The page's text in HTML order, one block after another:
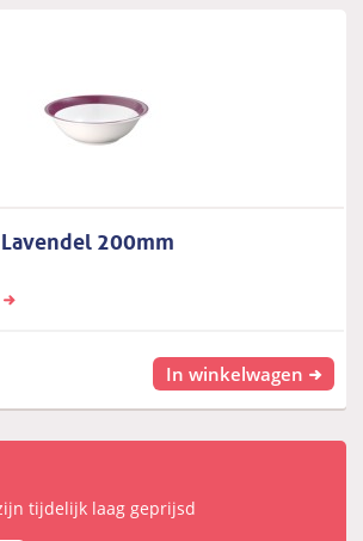
200mm
In winkelwagen
tijdelijk laag geprijsd